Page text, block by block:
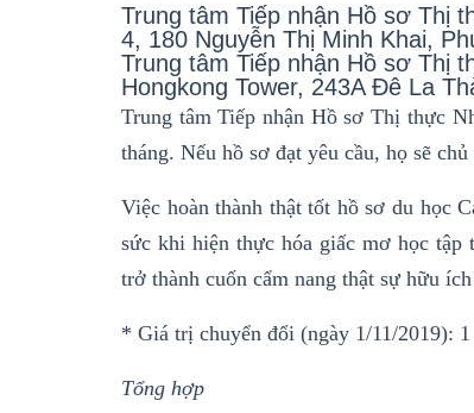
Trung tâm Tiếp nhận Hồ sơ Thị
4, 180 Nguyễn Thị Minh Khai,
Trung tâm Tiếp nhận Hồ sơ Thị
Hongkong Tower, 243A Đê La
Trung tâm Tiếp nhận Hồ sơ Thị thực
tháng. Nếu hồ sơ đạt yêu cầu, họ sẽ
Việc hoàn thành thật tốt hồ sơ du học
sức khi hiện thực hóa giấc mơ học
trở thành cuốn cẩm nang thật sự hữu
* Giá trị chuyển đổi (ngày 1/11/2019):
Tổng hợp